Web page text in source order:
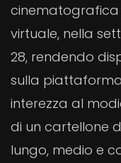
virtuale, nella
28, rendendo
sulla piattaforma
interezza al
di un cartellone
lungo, medio e